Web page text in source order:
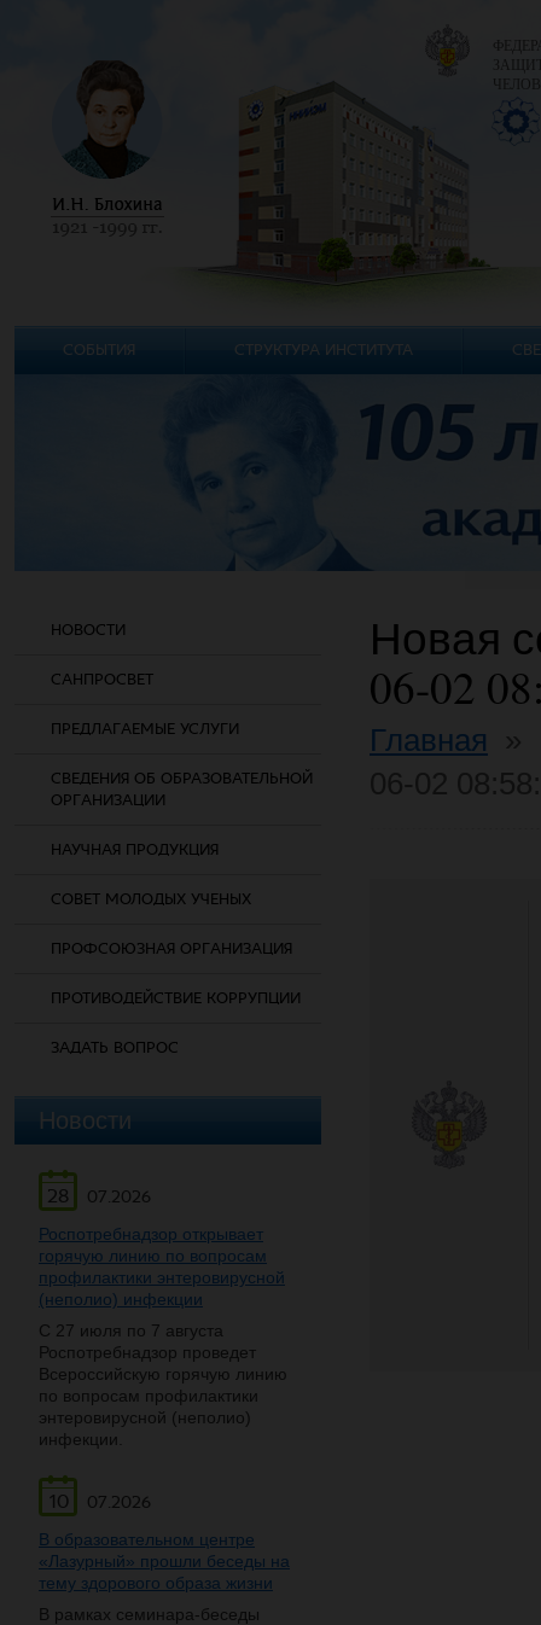
НОВОСТИ
САНПРОСВЕТ
ПРЕДЛАГАЕМЫЕ УСЛУГИ
СВЕДЕНИЯ ОБ ОБРАЗОВАТЕЛЬНОЙ
ОРГАНИЗАЦИИ
НАУЧНАЯ ПРОДУКЦИЯ
СОВЕТ МОЛОДЫХ УЧЕНЫХ
ПРОФСОЮЗНАЯ ОРГАНИЗАЦИЯ
ПРОТИВОДЕЙСТВИЕ КОРРУПЦИИ
ЗАДАТЬ ВОПРОС
Новости
28
07.2026
Роспотребнадзор открывает
горячую линию по вопросам
профилактики энтеровирусной
(неполио) инфекции
С 27 июля по 7 августа
Роспотребнадзор проведет
Всероссийскую горячую линию
по вопросам профилактики
энтеровирусной (неполио)
инфекции.
10
07.2026
В образовательном центре
«Лазурный» прошли беседы на
тему здорового образа жизни
В рамках семинара-беседы
Новая
06-02
Главная
СОБЫТИЯ СТРУКТУРА ИНСТИТУТА